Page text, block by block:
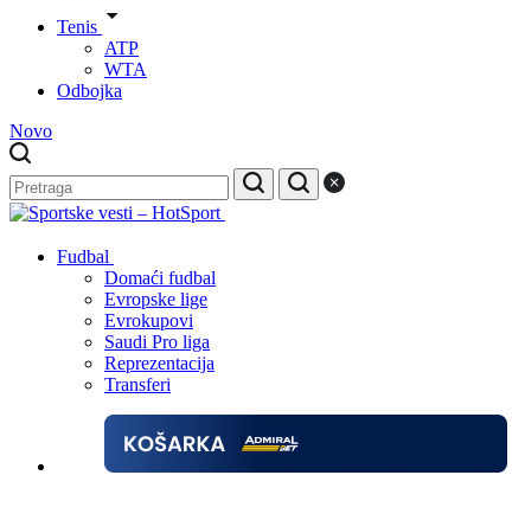
Tenis
ATP
WTA
Odbojka
Novo
Fudbal
Domaći fudbal
Evropske lige
Evrokupovi
Saudi Pro liga
Reprezentacija
Transferi